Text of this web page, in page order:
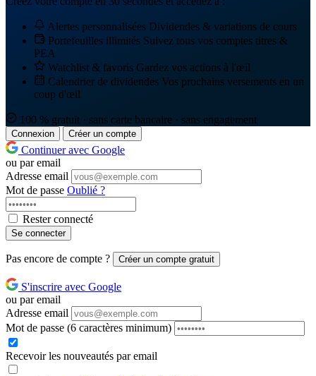
Alertes personnalisées Dividendes & variations de cours
Portefeuilles illimités Suivez tous vos comptes titres &
PEA
Watchlist & favoris Gardez vos actions à l'œil
Calendrier de dividendes Vos prochains versements en un
coup d'œil
100 % gratuit · sans carte bancaire · sans engagement
Connexion Créer un compte
Continuer avec Google
ou par email
Adresse email
Mot de passe Oublié ?
Rester connecté
Se connecter
Pas encore de compte ? Créer un compte gratuit
S'inscrire avec Google
ou par email
Adresse email
Mot de passe (6 caractères minimum)
Recevoir les nouveautés par email